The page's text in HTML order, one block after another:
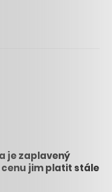
je zaplavený
jim platit stále